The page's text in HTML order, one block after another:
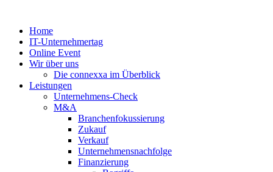
springenHome
IT-Unternehmertag
Online Event
Wir über uns
Die connexxa im Überblick
Leistungen
Unternehmens-Check
M&A
Branchenfokussierung
Zukauf
Verkauf
Unternehmensnachfolge
Finanzierung